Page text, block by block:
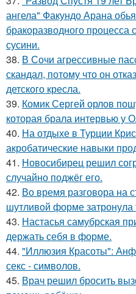
ангела" Факундо Арана
бракоразводного процесса
сусини.
38. В Сочи агрессивные
скандал, потому что он
детского кресла.
39. Комик Сергей орлов
которая брала интервью у
40. На отдыхе в Турции
акробатические навыки
41. Новосибирец решил
случайно поджёг его.
42. Во время разговора на
шутливой форме затронула
43. Настасья самубрская
держать себя в форме.
44. "Иллюзия Красоты":
секс - символов.
45. Врач решил бросить